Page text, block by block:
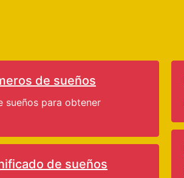
de sueños
sueños para obtener
de significado de sueños